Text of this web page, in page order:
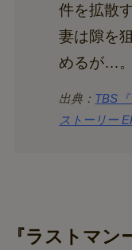
件を拡散
妻は隙を
めるが…。
出典： TBS
ストーリー
『ラストマン